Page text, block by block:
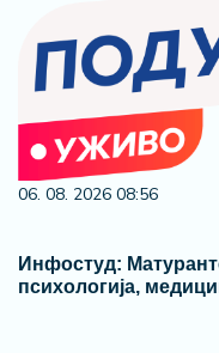
06. 08. 2026 08:56
Инфостуд:
психологија,